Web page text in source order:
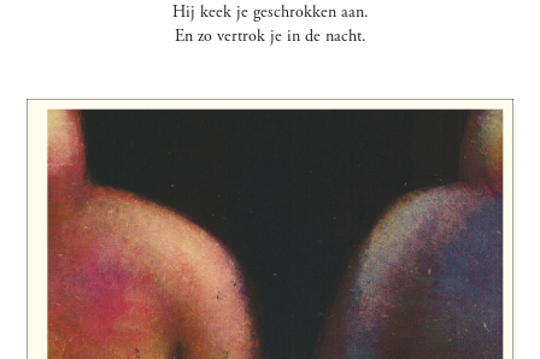
Hij keek je geschrokken aan.
En zo vertrok je in de nacht.